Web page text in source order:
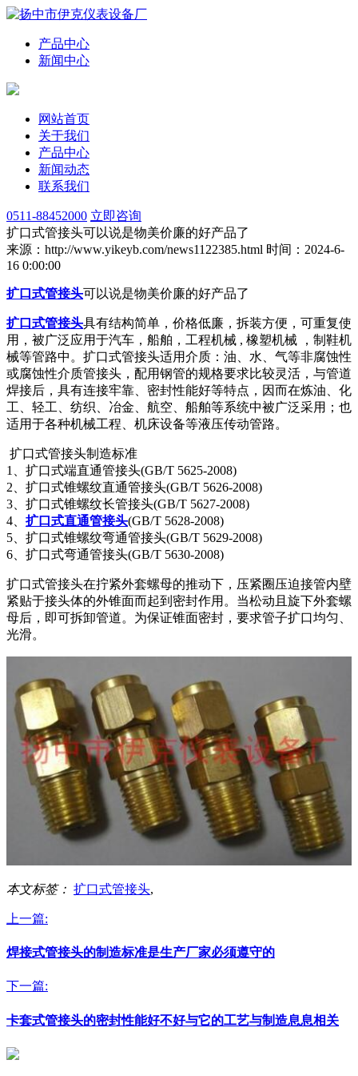
产品中心
新闻中心
网站首页
关于我们
产品中心
新闻动态
联系我们
0511-88452000 立即咨询
扩口式管接头可以说是物美价廉的好产品了
来源：http://www.yikeyb.com/news1122385.html 时间：2024-6-
16 0:00:00
扩口式管接头可以说是物美价廉的好产品了
扩口式管接头具有结构简单，价格低廉，拆装方便，可重复使
用，被广泛应用于汽车，船舶，工程机械 , 橡塑机械 ，制鞋机
械等管路中。扩口式管接头适用介质：油、水、气等非腐蚀性
或腐蚀性介质管接头，配用钢管的规格要求比较灵活，与管道
焊接后，具有连接牢靠、密封性能好等特点，因而在炼油、化
工、轻工、纺织、冶金、航空、船舶等系统中被广泛采用；也
适用于各种机械工程、机床设备等液压传动管路。
扩口式管接头制造标准
1、扩口式端直通管接头(GB/T 5625-2008)
2、扩口式锥螺纹直通管接头(GB/T 5626-2008)
3、扩口式锥螺纹长管接头(GB/T 5627-2008)
4、 扩口式直通管接头(GB/T 5628-2008)
5、扩口式锥螺纹弯通管接头(GB/T 5629-2008)
6、扩口式弯通管接头(GB/T 5630-2008)
扩口式管接头在拧紧外套螺母的推动下，压紧圈压迫接管内壁
紧贴于接头体的外锥面而起到密封作用。当松动且旋下外套螺
母后，即可拆卸管道。为保证锥面密封，要求管子扩口均匀、
光滑。
本文标签： 扩口式管接头,
上一篇:
焊接式管接头的制造标准是生产厂家必须遵守的
下一篇:
卡套式管接头的密封性能好不好与它的工艺与制造息息相关